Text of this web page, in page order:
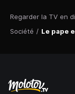
Regarder la TV en
Société / Le pape